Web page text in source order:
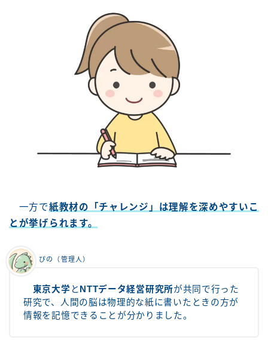
一方で紙教材の「チャレンジ」は理解を深めやすいこ
とが挙げられます。
東京大学 と NTTデータ経営研究所が共同で行った
研究で、人間の脳は物理的な紙に書いたときの方が
情報を記憶できることが分かりました。
ぴの（管理人）